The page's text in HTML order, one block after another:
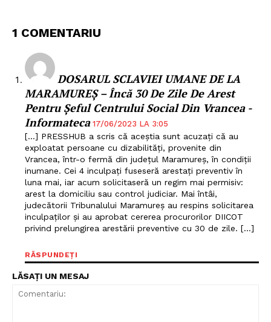
Un proiect
1 COMENTARIU
DOSARUL SCLAVIEI UMANE DE LA
MARAMUREȘ – Încă 30 De Zile De Arest
Pentru Șeful Centrului Social Din Vrancea -
Informateca 17/06/2023 LA 3:05
[…] PRESSHUB a scris că aceștia sunt acuzați că au
exploatat persoane cu dizabilități, provenite din
Vrancea, într-o fermă din județul Maramureș, în condiții
inumane. Cei 4 inculpați fuseseră arestați preventiv în
luna mai, iar acum solicitaseră un regim mai permisiv:
arest la domiciliu sau control judiciar. Mai întâi,
judecătorii Tribunalului Maramureș au respins solicitarea
inculpaților și au aprobat cererea procurorilor DIICOT
privind prelungirea arestării preventive cu 30 de zile. […]
RĂSPUNDEȚI
LĂSAȚI UN MESAJ